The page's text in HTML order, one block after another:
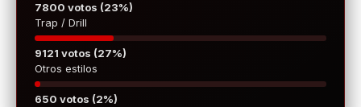
7800 votos (23%)
Trap / Drill
9121 votos (27%)
Otros estilos
650 votos (2%)